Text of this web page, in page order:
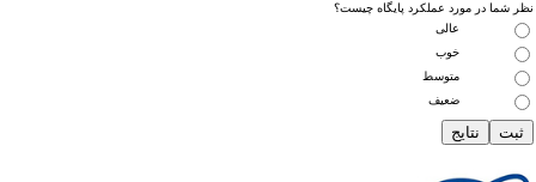
در مورد عملکرد پایگاه چیست؟
متوسط
ضعیف